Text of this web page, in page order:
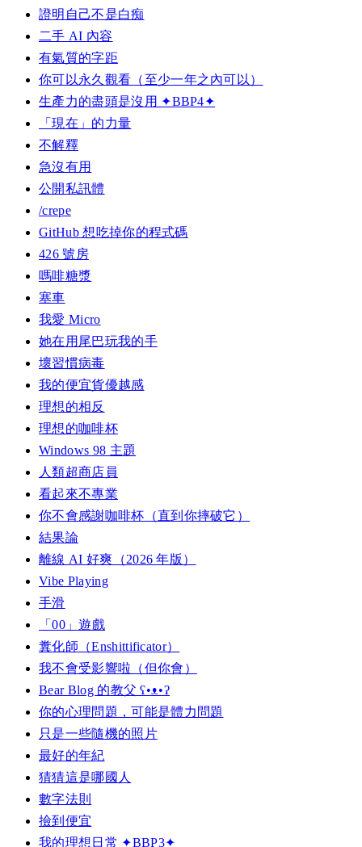
證明自己不是白痴
二手 AI 內容
有氣質的字距
你可以永久觀看（至少一年之內可以）
生產力的盡頭是沒用 ✦BBP4✦
「現在」的力量
不解釋
急沒有用
公開私訊體
/crepe
GitHub 想吃掉你的程式碼
426 號房
嗎啡糖漿
塞車
我愛 Micro
她在用尾巴玩我的手
壞習慣病毒
我的便宜貨優越感
理想的相反
理想的咖啡杯
Windows 98 主題
人類超商店員
看起來不專業
你不會感謝咖啡杯（直到你摔破它）
結果論
離線 AI 好爽（2026 年版）
Vibe Playing
手滑
「00」遊戲
糞化師（Enshittificator）
我不會受影響啦（但你會）
Bear Blog 的教父 ʕ•ᴥ•ʔ
你的心理問題，可能是體力問題
只是一些隨機的照片
最好的年紀
猜猜這是哪國人
數字法則
撿到便宜
我的理想日常 ✦BBP3✦